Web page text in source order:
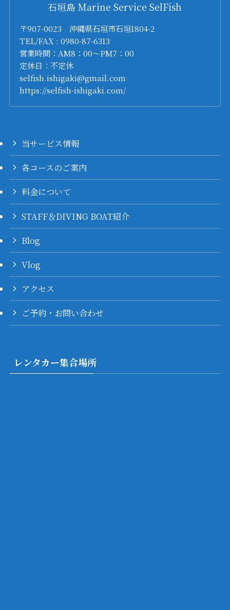
石垣島 Marine Service SelFish
〒907-0023 沖縄県石垣市石垣1804-2
TEL/FAX : 0980-87-6313
営業時間：AM8：00～PM7：00
定休日：不定休
selfish.ishigaki@gmail.com
https://selfish-ishigaki.com/
当サービス情報
各コースのご案内
料金について
STAFF＆DIVING BOAT紹介
Blog
Vlog
アクセス
ご予約・お問い合わせ
レンタカー集合場所